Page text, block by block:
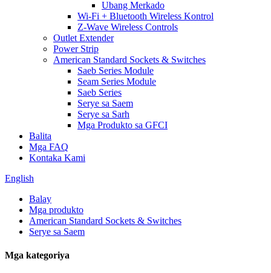
Ubang Merkado
Wi-Fi + Bluetooth Wireless Kontrol
Z-Wave Wireless Controls
Outlet Extender
Power Strip
American Standard Sockets & Switches
Saeb Series Module
Seam Series Module
Saeb Series
Serye sa Saem
Serye sa Sarh
Mga Produkto sa GFCI
Balita
Mga FAQ
Kontaka Kami
English
Balay
Mga produkto
American Standard Sockets & Switches
Serye sa Saem
Mga kategoriya